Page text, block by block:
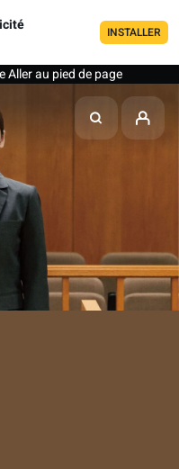
INSTALLER
Aller au pied de page